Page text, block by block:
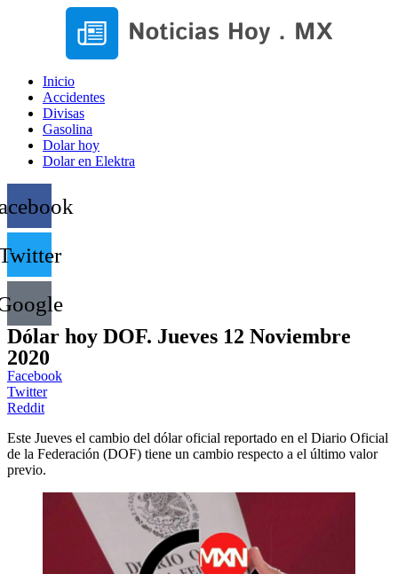
Inicio
Accidentes
Divisas
Gasolina
Dolar hoy
Dolar en Elektra
Dólar hoy DOF. Jueves 12 Noviembre
2020
Facebook
Twitter
Reddit
Este Jueves el cambio del dólar oficial reportado en el Diario Oficial
de la Federación (DOF) tiene un cambio respecto a el último valor
previo.